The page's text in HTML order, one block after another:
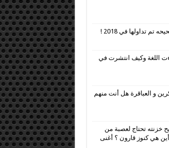
اللغة وكيف انتشرت في
و العباقرة هل أنت منهم
خزنته تحتاج لعصبة من
أين هي كنوز قارون ؟ أغنى